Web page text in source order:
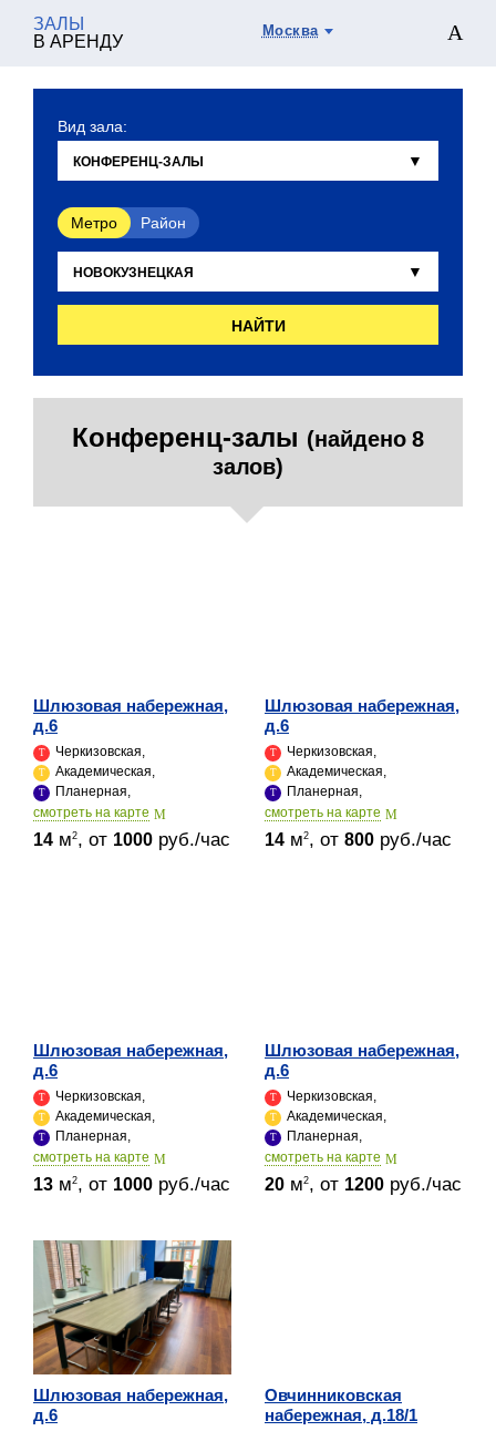
ЗАЛЫ
В АРЕНДУ
Москва
Вид зала:
Метро Район
НАЙТИ
Конференц-залы (найдено 8
залов)
Шлюзовая набережная,
д.6
Черкизовская,
Академическая,
Планерная,
cмотреть на карте
14 м2, от 1000 руб./час
Шлюзовая набережная,
д.6
Черкизовская,
Академическая,
Планерная,
cмотреть на карте
14 м2, от 800 руб./час
Шлюзовая набережная,
д.6
Черкизовская,
Академическая,
Планерная,
cмотреть на карте
13 м2, от 1000 руб./час
Шлюзовая набережная,
д.6
Черкизовская,
Академическая,
Планерная,
cмотреть на карте
20 м2, от 1200 руб./час
Шлюзовая набережная,
д.6
Овчинниковская
набережная, д.18/1